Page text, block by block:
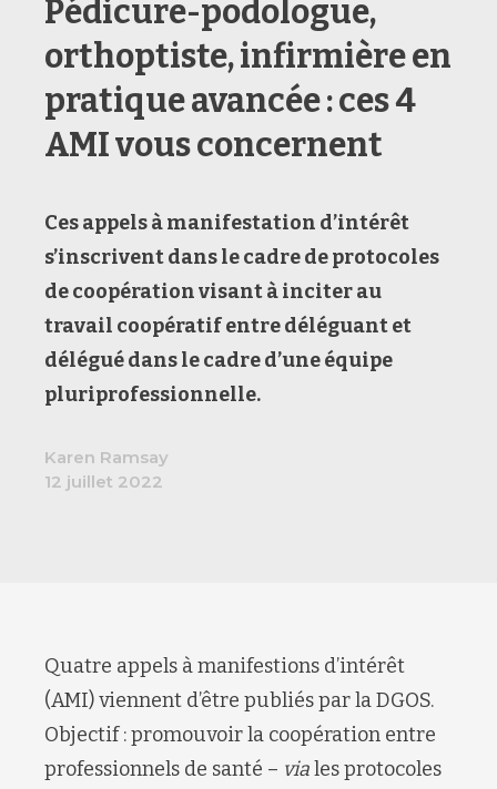
Pédicure-podologue,
orthoptiste, infirmière en
pratique avancée : ces 4
AMI vous concernent
Ces appels à manifestation d’intérêt
s’inscrivent dans le cadre de protocoles
de coopération visant à inciter au
travail coopératif entre déléguant et
délégué dans le cadre d’une équipe
pluriprofessionnelle.
Karen Ramsay
12 juillet 2022
Quatre appels à manifestions d’intérêt
(AMI) viennent d’être publiés par la DGOS.
Objectif : promouvoir la coopération entre
professionnels de santé – viales protocoles